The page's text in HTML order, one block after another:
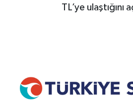
TL’ye ulaştığını
Şirket Haberleri
Coin Isı Haritası